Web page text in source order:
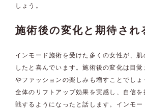
しょう。
施術後の変化と期待され
インモード施術を受けた多くの女性が、
したと喜んでいます。施術後の変化は目
やファッションの楽しみも増すことでし
全体のリフトアップ効果を実感し、自信
戦するようになったと話します。インモー